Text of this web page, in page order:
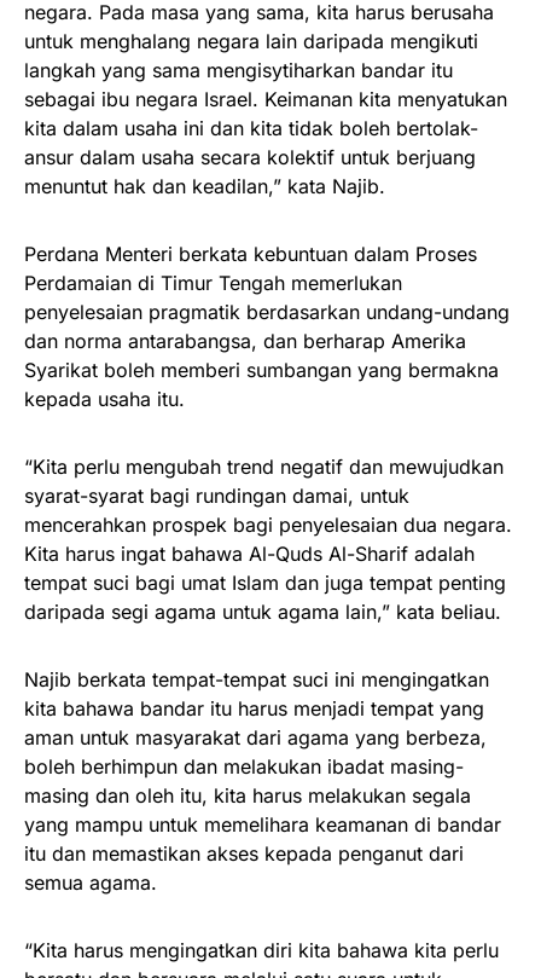
negara. Pada masa yang sama, kita harus berusaha
untuk menghalang negara lain daripada mengikuti
langkah yang sama mengisytiharkan bandar itu
sebagai ibu negara Israel. Keimanan kita menyatukan
kita dalam usaha ini dan kita tidak boleh bertolak-
ansur dalam usaha secara kolektif untuk berjuang
menuntut hak dan keadilan,” kata Najib.
Perdana Menteri berkata kebuntuan dalam Proses
Perdamaian di Timur Tengah memerlukan
penyelesaian pragmatik berdasarkan undang-undang
dan norma antarabangsa, dan berharap Amerika
Syarikat boleh memberi sumbangan yang bermakna
kepada usaha itu.
“Kita perlu mengubah trend negatif dan mewujudkan
syarat-syarat bagi rundingan damai, untuk
mencerahkan prospek bagi penyelesaian dua negara.
Kita harus ingat bahawa Al-Quds Al-Sharif adalah
tempat suci bagi umat Islam dan juga tempat penting
daripada segi agama untuk agama lain,” kata beliau.
Najib berkata tempat-tempat suci ini mengingatkan
kita bahawa bandar itu harus menjadi tempat yang
aman untuk masyarakat dari agama yang berbeza,
boleh berhimpun dan melakukan ibadat masing-
masing dan oleh itu, kita harus melakukan segala
yang mampu untuk memelihara keamanan di bandar
itu dan memastikan akses kepada penganut dari
semua agama.
“Kita harus mengingatkan diri kita bahawa kita perlu